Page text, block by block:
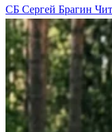
СБ Сергей Брагин